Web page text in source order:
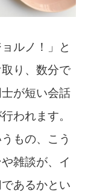
ルノ！」と
り、数分で
が短い会話
われます。
もの、こう
雑談が、イ
あるかとい